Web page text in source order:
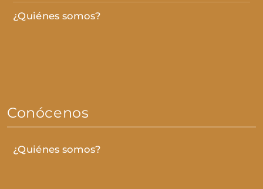
¿Quiénes somos?
Conócenos
¿Quiénes somos?